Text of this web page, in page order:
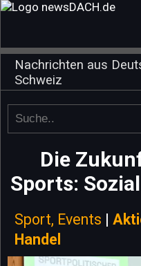
Nachrichten aus
Schweiz
Die
Sports:
Sport, Events |
Handel